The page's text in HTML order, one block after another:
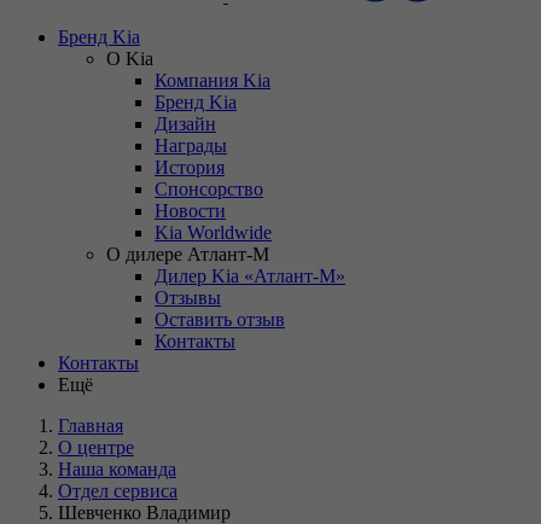
Бренд Kia
О Kia
Компания Kia
Бренд Kia
Дизайн
Награды
История
Спонсорство
Новости
Kia Worldwide
О дилере Атлант-М
Дилер Kia «Атлант-М»
Отзывы
Оставить отзыв
Контакты
Контакты
Ещё
Главная
О центре
Наша команда
Отдел сервиса
Шевченко Владимир